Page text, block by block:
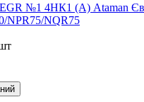
№1 4НК1 (А) Ataman
NPR75/NQR75